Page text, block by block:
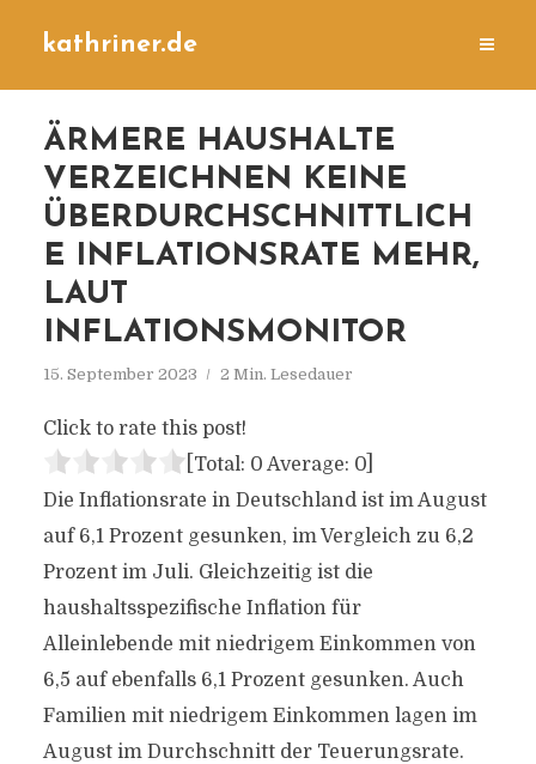
kathriner.de
ÄRMERE HAUSHALTE
VERZEICHNEN KEINE
ÜBERDURCHSCHNITTLICH
E INFLATIONSRATE MEHR,
LAUT
INFLATIONSMONITOR
15. September 2023 2 Min. Lesedauer
Click to rate this post!
[Total: 0 Average: 0]
Die Inflationsrate in Deutschland ist im August
auf 6,1 Prozent gesunken, im Vergleich zu 6,2
Prozent im Juli. Gleichzeitig ist die
haushaltsspezifische Inflation für
Alleinlebende mit niedrigem Einkommen von
6,5 auf ebenfalls 6,1 Prozent gesunken. Auch
Familien mit niedrigem Einkommen lagen im
August im Durchschnitt der Teuerungsrate.